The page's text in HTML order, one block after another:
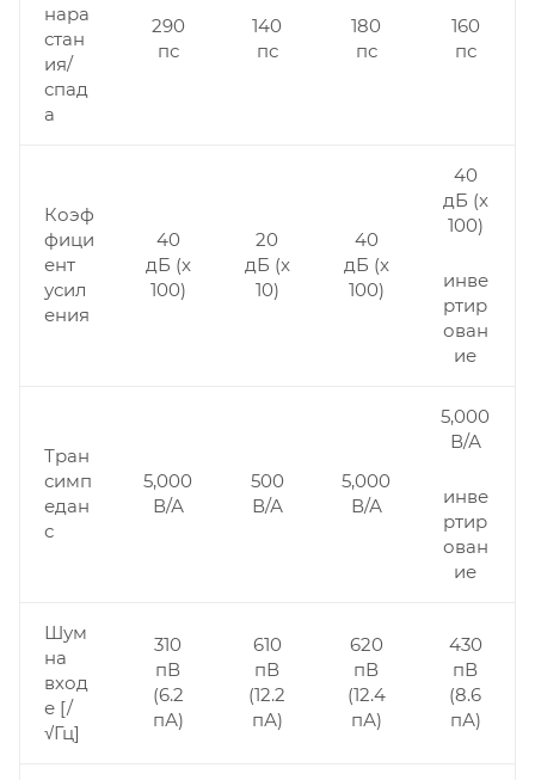
нара
стан
ия/
спад
а
290
пс
140
пс
180
пс
160
пс
Коэф
фици
ент
усил
ения
40
дБ (x
100)
20
дБ (x
10)
40
дБ (x
100)
40
дБ (x
100)
инве
ртир
ован
ие
Тран
симп
едан
с
5,000
В/А
500
В/А
5,000
В/А
5,000
В/А
инве
ртир
ован
ие
Шум
на
вход
е [/
√Гц]
310
пВ
(6.2
пА)
610
пВ
(12.2
пА)
620
пВ
(12.4
пА)
430
пВ
(8.6
пА)